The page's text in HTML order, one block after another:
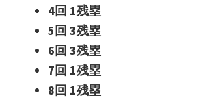
4回 1残塁
5回 3残塁
6回 3残塁
7回 1残塁
8回 1残塁